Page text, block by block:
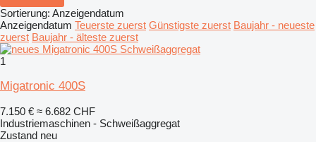
Sortierung: Anzeigendatum
Anzeigendatum Teuerste zuerst Günstigste zuerst Baujahr - neueste
zuerst Baujahr - älteste zuerst
1
Migatronic 400S
7.150 € ≈ 6.682 CHF
Industriemaschinen - Schweißaggregat
Zustand neu